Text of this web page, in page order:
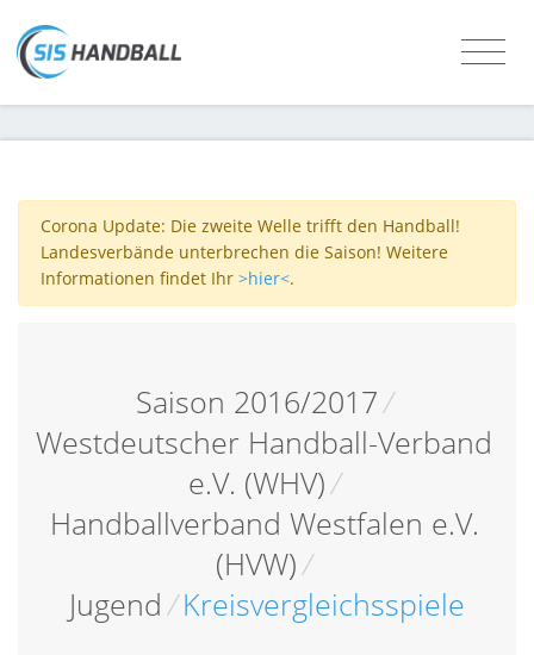
Corona Update: Die zweite Welle trifft den Handball!
Landesverbände unterbrechen die Saison! Weitere
Informationen findet Ihr >hier<.
Saison 2016/2017/
Westdeutscher Handball-Verband
e.V. (WHV)/
Handballverband Westfalen e.V.
(HVW)/
Jugend/Kreisvergleichsspiele